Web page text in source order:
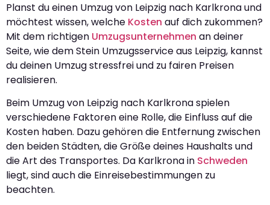
Planst du einen Umzug von Leipzig nach Karlkrona und
möchtest wissen, welche Kosten auf dich zukommen?
Mit dem richtigen Umzugsunternehmen an deiner
Seite, wie dem Stein Umzugsservice aus Leipzig, kannst
du deinen Umzug stressfrei und zu fairen Preisen
realisieren.
Beim Umzug von Leipzig nach Karlkrona spielen
verschiedene Faktoren eine Rolle, die Einfluss auf die
Kosten haben. Dazu gehören die Entfernung zwischen
den beiden Städten, die Größe deines Haushalts und
die Art des Transportes. Da Karlkrona in Schweden
liegt, sind auch die Einreisebestimmungen zu
beachten.